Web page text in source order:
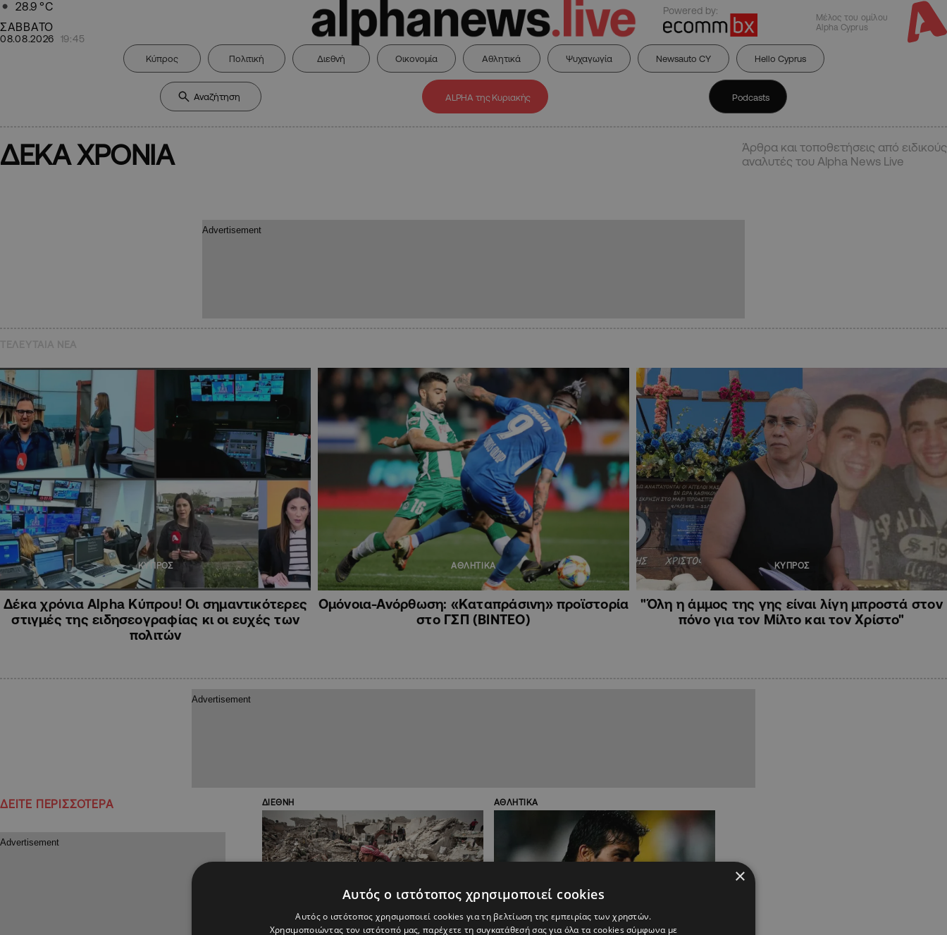
28.9 °C
ΣΑΒΒΑΤΟ
08.08.2026 19:45
Powered by:
Μέλος του ομίλου
Alpha Cyprus
Κύπρος Πολιτική Διεθνή Οικονομία Αθλητικά Ψυχαγωγία Newsauto CY Hello Cyprus
ALPHA της Κυριακής Podcasts
ΔΕΚΑ ΧΡΟΝΙΑ
Άρθρα και τοποθετήσεις από ειδικούς
αναλυτές του Alpha News Live
ΚΥΠΡΟΣ
Δέκα χρόνια Alpha Κύπρου! Οι σημαντικότερες
στιγμές της ειδησεογραφίας κι οι ευχές των
πολιτών
ΑΘΛΗΤΙΚΑ
Ομόνοια-Ανόρθωση: «Καταπράσινη» προϊστορία
στο ΓΣΠ (ΒΙΝΤΕΟ)
ΚΥΠΡΟΣ
"Όλη η άμμος της γης είναι λίγη μπροστά στον
πόνο για τον Μίλτο και τον Χρίστο"
ΔΕΙΤΕ ΠΕΡΙΣΣΟΤΕΡΑ ΔΙΕΘΝΗ ΑΘΛΗΤΙΚΑ
×
Αυτός ο ιστότοπος χρησιμοποιεί cookies
Αυτός ο ιστότοπος χρησιμοποιεί cookies για τη βελτίωση της εμπειρίας των χρηστών.
Χρησιμοποιώντας τον ιστότοπό μας, παρέχετε τη συγκατάθεσή σας για όλα τα cookies σύμφωνα με